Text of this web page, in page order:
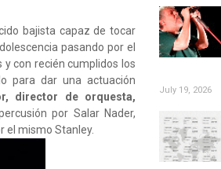
bajista capaz de tocar
pasando por el
y con recién cumplidos los
para dar una actuación
director de orquesta,
por Salar Nader,
el mismo Stanley.
July 19, 2026